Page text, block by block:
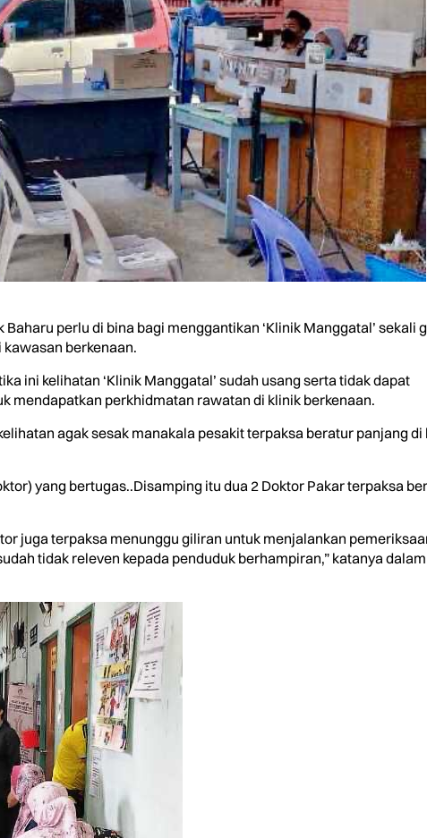
perlu di bina bagi menggantikan ‘Klinik Manggatal’ sekali
berkenaan.
ini kelihatan ‘Klinik Manggatal’ sudah usang serta tidak dapat
mendapatkan perkhidmatan rawatan di klinik berkenaan.
agak sesak manakala pesakit terpaksa beratur panjang di
yang bertugas..Disamping itu dua 2 Doktor Pakar terpaksa
juga terpaksa menunggu giliran untuk menjalankan
tidak releven kepada penduduk berhampiran,” katanya dalam